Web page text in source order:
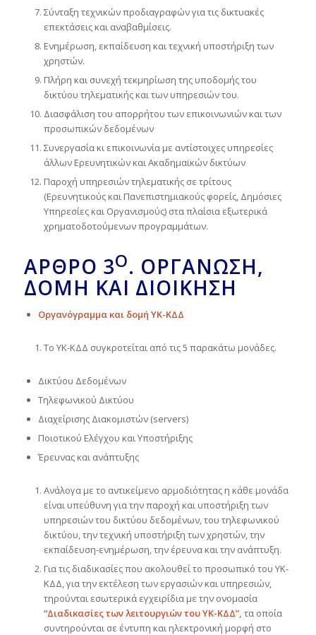
Σύνταξη τεχνικών προδιαγραφών για τις δικτυακές
επεκτάσεις και αναβαθμίσεις.
Ενημέρωση, εκπαίδευση και τεχνική υποστήριξη των
χρηστών.
Πλήρη και συνεχή τεκμηρίωση της υποδομής του
δικτύου τηλεματικής και των υπηρεσιών του.
Διασφάλιση του απορρήτου των επικοινωνιών και των
προσωπικών δεδομένων
Συνεργασία κι επικοινωνία με αντίστοιχες υπηρεσίες
άλλων Ερευνητικών και Ακαδημαϊκών δικτύων
Παροχή υπηρεσιών τηλεματικής σε τρίτους
(Ερευνητικούς και Πανεπιστημιακούς φορείς, Δημόσιες
Υπηρεσίες και Οργανισμούς) στα πλαίσια εξωτερικά
χρηματοδοτούμενων προγραμμάτων.
ΆΡΘΡΟ 3Ο. ΟΡΓΆΝΩΣΗ,
ΔΟΜΉ ΚΑΙ ΔΙΟΊΚΗΣΗ
Οργανόγραμμα και δομή ΥΚ-ΚΔΔ
Το ΥΚ-ΚΔΔ συγκροτείται από τις 5 παρακάτω μονάδες.
Δικτύου Δεδομένων
Τηλεφωνικού Δικτύου
Διαχείρισης Διακομιστών (servers)
Ποιοτικού Ελέγχου και Υποστήριξης
Έρευνας και ανάπτυξης
Ανάλογα με το αντικείμενο αρμοδιότητας η κάθε μονάδα
είναι υπεύθυνη για την παροχή και υποστήριξη των
υπηρεσιών του δικτύου δεδομένων, του τηλεφωνικού
δικτύου, την τεχνική υποστήριξη των χρηστών, την
εκπαίδευση-ενημέρωση, την έρευνα και την ανάπτυξη.
Για τις διαδικασίες που ακολουθεί το προσωπικό του ΥΚ-
ΚΔΔ, για την εκτέλεση των εργασιών και υπηρεσιών,
τηρούνται εσωτερικά εγχειρίδια με την ονομασία
“Διαδικασίες των λειτουργιών του ΥΚ-ΚΔΔ”, τα οποία
συντηρούνται σε έντυπη και ηλεκτρονική μορφή στο